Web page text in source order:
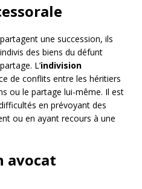
une succession, ils
des biens du défunt
L’indivision
de conflits entre les héritiers
ou le partage lui-même. Il est
en prévoyant des
ou en ayant recours à une
avocat